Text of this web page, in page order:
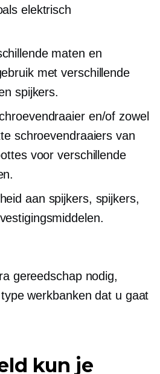
elektrisch
maten en
met verschillende
spijkers.
en/of zowel
schroevendraaiers van
voor verschillende
aan spijkers, spijkers,
gereedschap nodig,
werkbanken dat u gaat
kun je